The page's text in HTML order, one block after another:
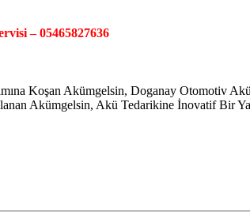
– 05465827636
Koşan Akümgelsin, Doganay Otomotiv
Akümgelsin, Akü Tedarikine İnovatif Bir